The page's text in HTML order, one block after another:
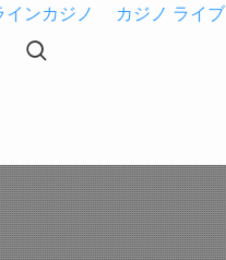
インカジノ カジノ ライブ